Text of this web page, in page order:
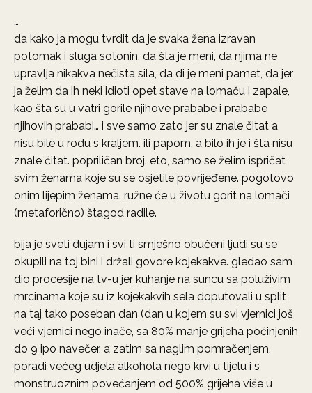
…
da kako ja mogu tvrdit da je svaka žena izravan
potomak i sluga sotonin, da šta je meni, da njima ne
upravlja nikakva nečista sila, da di je meni pamet, da jer
ja želim da ih neki idioti opet stave na lomaču i zapale,
kao šta su u vatri gorile njihove prababe i prababe
njihovih prababi… i sve samo zato jer su znale čitat a
nisu bile u rodu s kraljem. ili papom. a bilo ih je i šta nisu
znale čitat. popriličan broj. eto, samo se želim ispričat
svim ženama koje su se osjetile povrijeđene. pogotovo
onim lijepim ženama. ružne će u životu gorit na lomači
(metaforično) štagod radile.
bija je sveti dujam i svi ti smješno obučeni ljudi su se
okupili na toj bini i držali govore kojekakve. gledao sam
dio procesije na tv-u jer kuhanje na suncu sa poluživim
mrcinama koje su iz kojekakvih sela doputovali u split
na taj tako poseban dan (dan u kojem su svi vjernici još
veći vjernici nego inače, sa 80% manje grijeha počinjenih
do 9 ipo navečer, a zatim sa naglim pomračenjem,
poradi većeg udjela alkohola nego krvi u tijelu i s
monstruoznim povećanjem od 500% grijeha više u